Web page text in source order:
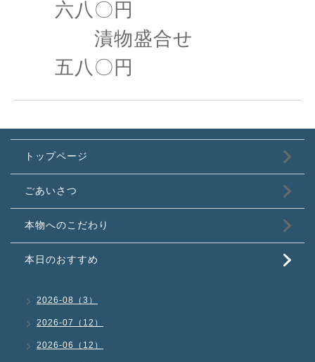
六八〇円
漬物盛合せ
五八〇円
トップページ
ごあいさつ
本物へのこだわり
本日のおすすめ
2026-08（3）
2026-07（12）
2026-06（12）